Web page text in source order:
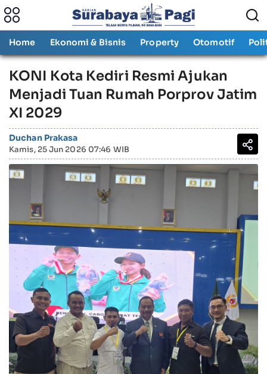
Home Ekonomi & Bisnis Property Otomotif
KONI Kota Kediri Resmi Ajukan
Menjadi Tuan Rumah Porprov Jatim
XI 2029
Duchan Prakasa
Kamis, 25 Jun 2026 07:46 WIB